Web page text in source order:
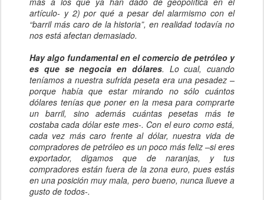
artículo- y 2) por qué a pesar del alarmismo con el
“barril más caro de la historia”, en realidad todavía no
nos está afectan demasiado.
Hay algo fundamental en el comercio de petróleo y
es que se negocia en dólares. Lo cual, cuando
teníamos a nuestra sufrida peseta era una pesadez –
porque había que estar mirando no sólo cuántos
dólares tenías que poner en la mesa para comprarte
un barril, sino además cuántas pesetas más te
costaba cada dólar este mes-. Con el euro como está,
cada vez más caro frente al dólar, nuestra vida de
compradores de petróleo es un poco más feliz –si eres
exportador, digamos que de naranjas, y tus
compradores están fuera de la zona euro, pues estás
en una posición muy mala, pero bueno, nunca llueve a
gusto de todos-.